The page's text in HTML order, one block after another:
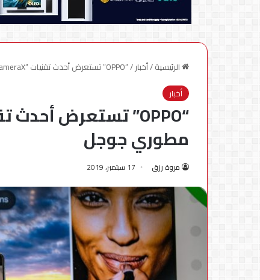
الرئيسية/أخبار/“OPPO” تستعرض أحدث تقنيات “CameraX” خلال مؤتمر مطوري جوجل
أخبار
مطوري جوجل
مروة رزق 17 سبتمبر، 2019